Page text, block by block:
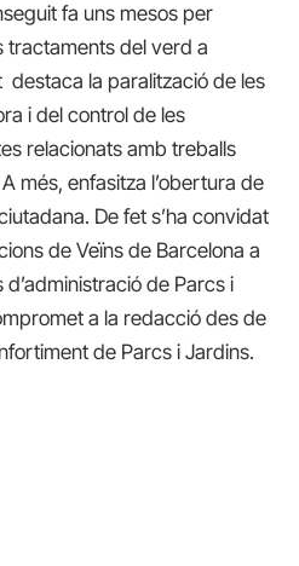
fa uns mesos per
tractaments del verd a
destaca la paralització de les
i del control de les
relacionats amb treballs
més, enfasitza l’obertura de
De fet s’ha convidat
de Veïns de Barcelona a
de Parcs i
a la redacció des de
de Parcs i Jardins.